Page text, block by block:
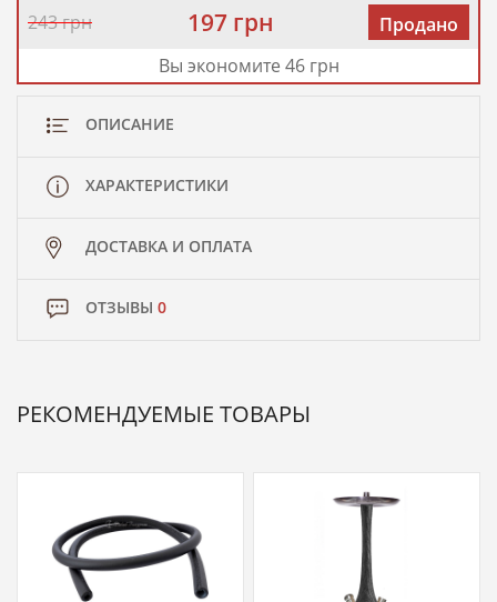
243 грн 197 грн
Продано
Вы экономите 46 грн
ОПИСАНИЕ
ХАРАКТЕРИСТИКИ
ДОСТАВКА И ОПЛАТА
ОТЗЫВЫ 0
РЕКОМЕНДУЕМЫЕ ТОВАРЫ